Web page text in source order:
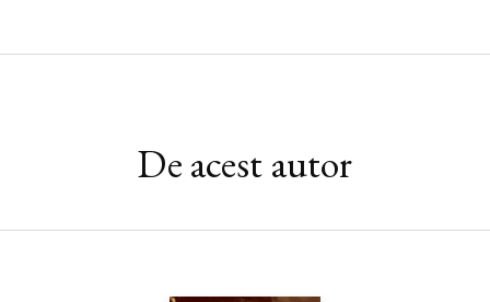
De acest autor